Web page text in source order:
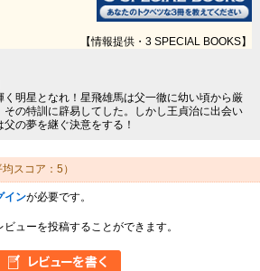
【情報提供・3 SPECIAL BOOKS】
明星となれ！星飛雄馬は父一徹に幼い頃から厳
その特訓に辟易してした。しかし王貞治に出会い
の夢を継ぐ決意をする！
均スコア：5）
インが必要です。
ューを投稿することができます。